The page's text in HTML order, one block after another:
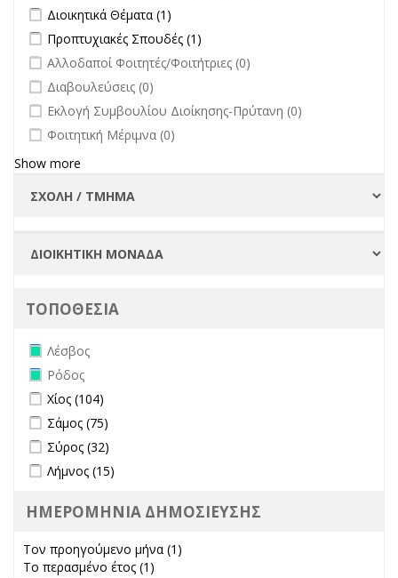
Apply Διοικητικά Θέματα filter
Διοικητικά Θέματα (1)
Apply Προπτυχιακές Σπουδές filter
Προπτυχιακές Σπουδές (1)
undefined
Αλλοδαποί Φοιτητές/Φοιτήτριες (0)
undefined
Διαβουλεύσεις (0)
undefined
Εκλογή Συμβουλίου Διοίκησης-Πρύτανη (0)
undefined
Φοιτητική Μέριμνα (0)
Show more
ΤΟΠΟΘΕΣΙΑ
Remove Λέσβος filter
Λέσβος
Remove Ρόδος filter
Ρόδος
Apply Χίος filter
Χίος (104)
Apply Σάμος filter
Σάμος (75)
Apply Σύρος filter
Σύρος (32)
Apply Λήμνος filter
Λήμνος (15)
ΗΜΕΡΟΜΗΝΙΑ ΔΗΜΟΣΙΕΥΣΗΣ
Τον προηγούμενο μήνα (1)
Το περασμένο έτος (1)